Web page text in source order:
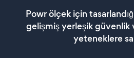
Powr ölçek için
gelişmiş yerleşik güvenlik
yeteneklere